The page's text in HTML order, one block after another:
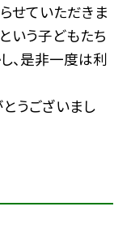
せていただきま
いう子どもたち
、是非一度は利
うございまし